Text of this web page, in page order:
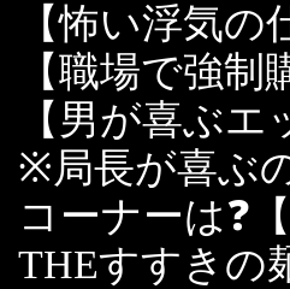
【怖い浮気の
【職場で強
【男が喜ぶ
※局長が喜ぶ
コーナーは❓
THEすすきの